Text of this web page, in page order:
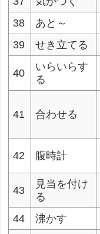
38
あと～
39
せき立てる
40
いらいらす
る
41 合わせる
42 腹時計
43
見当を付け
る
44
沸かす